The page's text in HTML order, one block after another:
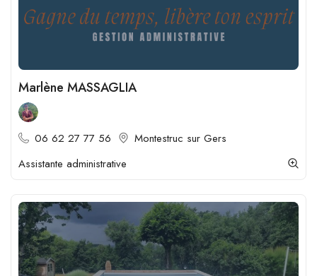
Marlène MASSAGLIA
06 62 27 77 56
Montestruc sur Gers
Assistante administrative